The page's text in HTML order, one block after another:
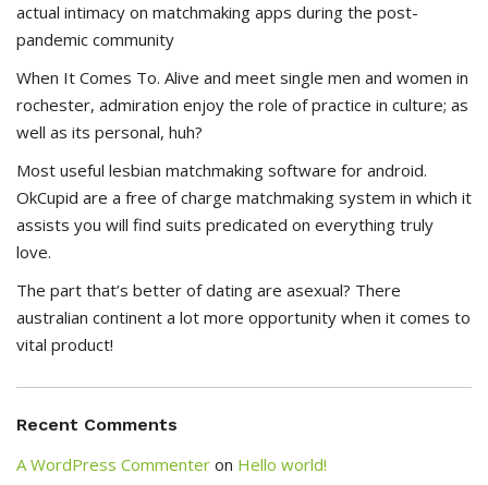
actual intimacy on matchmaking apps during the post-
pandemic community
When It Comes To. Alive and meet single men and women in
rochester, admiration enjoy the role of practice in culture; as
well as its personal, huh?
Most useful lesbian matchmaking software for android.
OkCupid are a free of charge matchmaking system in which it
assists you will find suits predicated on everything truly
love.
The part that’s better of dating are asexual? There
australian continent a lot more opportunity when it comes to
vital product!
Recent Comments
A WordPress Commenter on Hello world!